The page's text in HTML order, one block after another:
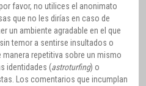
favor, no utilices el anonimato
que no les dirías en caso de
un ambiente agradable en el que
temor a sentirse insultados o
repetitiva sobre un mismo
identidades (astroturfing) o
Los comentarios que incumplan